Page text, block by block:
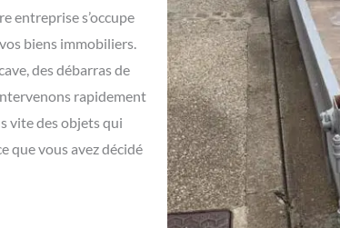
entreprise s’occupe
biens immobiliers.
des débarras de
rapidement
vite des objets qui
que vous avez décidé